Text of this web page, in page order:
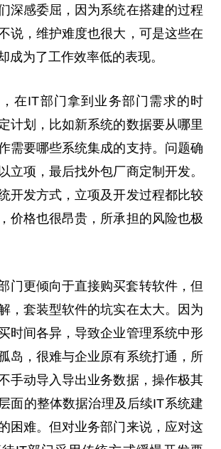
深感委屈，因为系统在搭建的过程
说，维护难度也很大，可是这些在
成为了工作效率低的表现。
在IT部门拿到业务部门需求的时
计划，比如新系统的数据要从哪里
需要哪些系统集成的支持。问题确
立项，最后找外包厂商定制开发。
开发方式，立项及开发过程都比较
价格也很昂贵，所承担的风险也极
门更倾向于直接购买套转软件，但
，套装型软件的坑实在太大。因为
时间各异，导致企业管理系统中形
岛，很难与企业原有系统打通，所
手动导入导出业务数据，操作极其
面的整体数据治理及后续IT系统建
困难。但对业务部门来说，应对这